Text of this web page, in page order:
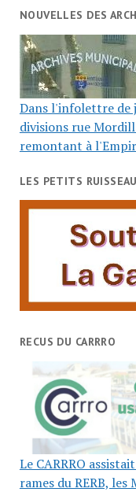
NOUVELLES DES
Dans l'infolettre de
divisions rue
remontant à
LES PETITS
RECUS DU CARRRO
Le CARRRO
rames du RERB,